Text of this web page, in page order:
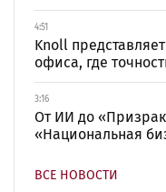
4:51
Knoll
офиса, где
3:16
От ИИ до
«Национальная
ВСЕ НОВОСТИ